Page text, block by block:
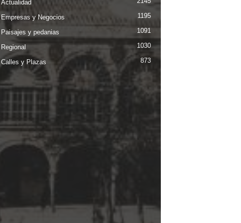
Actualidad
Empresas y Negocios 1195
Paisajes y pedanias 1091
Regional 1030
Calles y Plazas 873